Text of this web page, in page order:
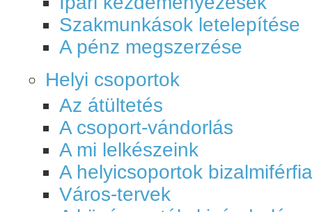
Szakmunkások letelepítése
A pénz megszerzése
Helyi csoportok
Az átültetés
A csoport-vándorlás
A mi lelkészeink
A helyicsoportok
Város-tervek